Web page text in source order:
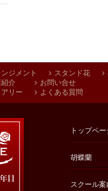
ジメント スタンド花
介
リー
お問い合せ
よくある質問
トップペー
胡蝶蘭
スクール案